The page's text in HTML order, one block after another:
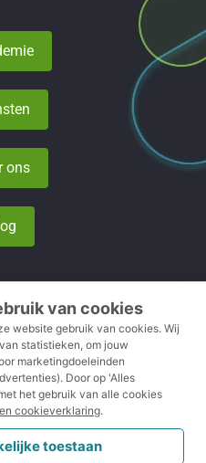
van cookies
website gebruik van cookies. Wij
statistieken, om jouw
marketingdoeleinden
Door op 'Alles
het gebruik van alle cookies
cookieverklaring.
toestaan
ons